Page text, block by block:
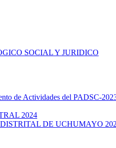
SOCIAL Y JURIDICO
de Actividades del PADSC-
2024
DE UCHUMAYO